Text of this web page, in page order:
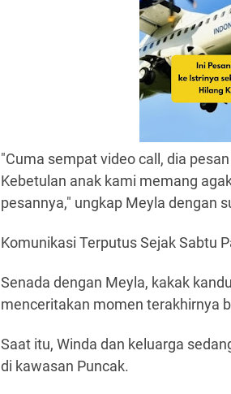
"Cuma sempat video call, dia
Kebetulan anak kami memang
pesannya," ungkap Meyla dengan
Komunikasi Terputus Sejak Sabtu
Senada dengan Meyla, kakak
menceritakan momen terakhirnya
Saat itu, Winda dan keluarga
di kawasan Puncak.